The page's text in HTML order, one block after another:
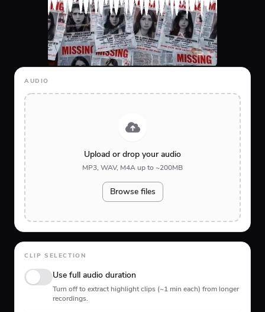
AUDIO
Upload or drop your audio
MP3, WAV, M4A up to ~200MB
Browse files
CLIP SELECTION
Use full audio duration
Turn off to extract highlight clips (~1 min each) from longer
recordings.